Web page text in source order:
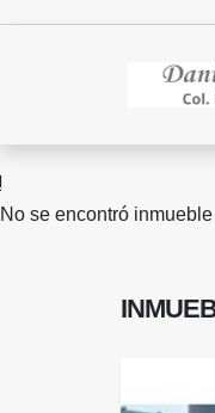
No se encontró inmueble